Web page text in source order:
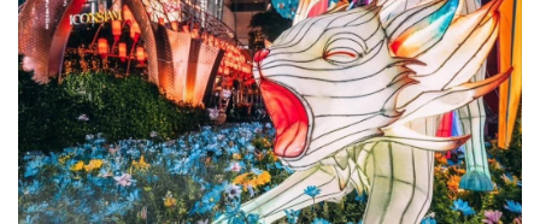
• SMEs
• หุ้น
• อินโดจีน
• กองทุนรวม
• Celeb Online
• Factcheck